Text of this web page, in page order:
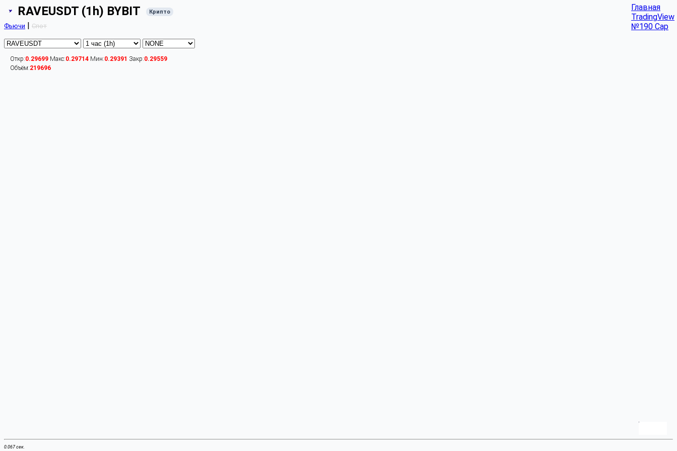
RAVEUSDT (1h) BYBIT Крипто
Фьючи | Спот
Главная
TradingView
№190 Cap
Откр:0.29699 Макс:0.29714 Мин:0.29391 Закр:0.29559
Объём:219696
0.067 сек.